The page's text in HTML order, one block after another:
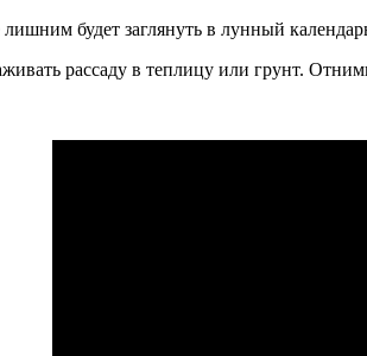
будет заглянуть в лунный
рассаду в теплицу или грунт.